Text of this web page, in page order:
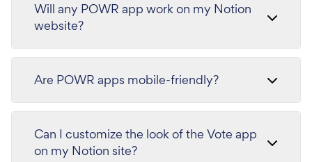
Will any POWR app work on my Notion
website?
Are POWR apps mobile-friendly?
Can I customize the look of the Vote app
on my Notion site?